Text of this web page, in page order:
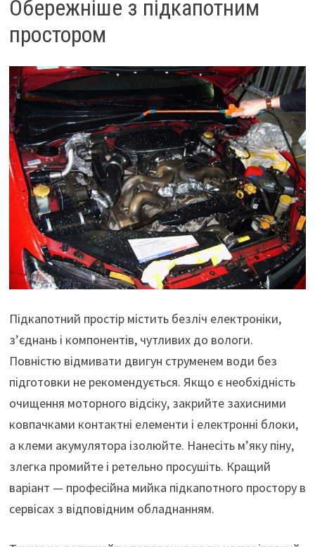
Обережніше з підкапотним
простором
Підкапотний простір містить безліч електроніки,
з’єднань і компонентів, чутливих до вологи.
Повністю відмивати двигун струменем води без
підготовки не рекомендується. Якщо є необхідність
очищення моторного відсіку, закрийте захисними
ковпачками контактні елементи і електронні блоки,
а клеми акумулятора ізолюйте. Нанесіть м’яку піну,
злегка промийте і ретельно просушіть. Кращий
варіант — професійна мийка підкапотного простору в
сервісах з відповідним обладнанням.